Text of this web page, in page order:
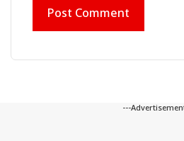
---